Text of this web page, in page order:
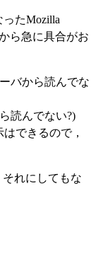
たMozilla
ら急に具合がお
バから読んでな
読んでない?)
できるので，
それにしてもな